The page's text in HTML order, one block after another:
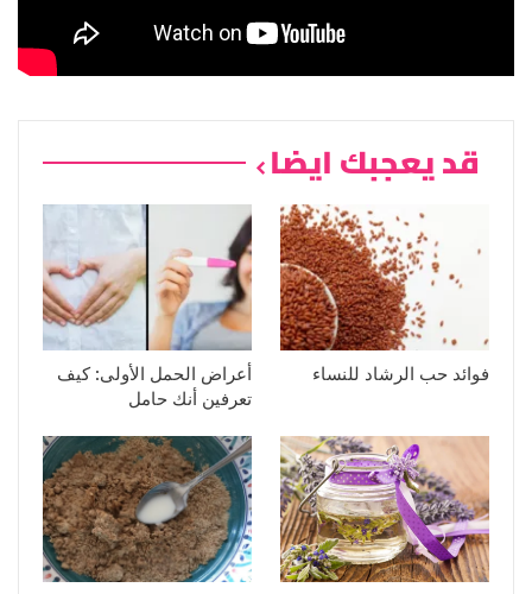
قد يعجبك ايضا
فوائد حب الرشاد للنساء
أعراض الحمل الأولى: كيف
تعرفين أنك حامل